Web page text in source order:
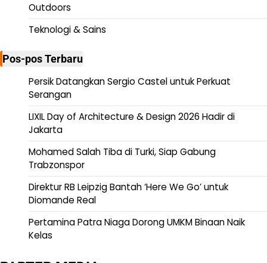
Outdoors
Teknologi & Sains
Pos-pos Terbaru
Persik Datangkan Sergio Castel untuk Perkuat
Serangan
LIXIL Day of Architecture & Design 2026 Hadir di
Jakarta
Mohamed Salah Tiba di Turki, Siap Gabung
Trabzonspor
Direktur RB Leipzig Bantah ‘Here We Go’ untuk
Diomande Real
Pertamina Patra Niaga Dorong UMKM Binaan Naik
Kelas